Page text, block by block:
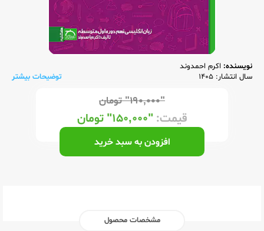
نویسنده: اکرم احمدوند
سال انتشار: 1405
توضیحات بیشتر
"۱۹۰,۰۰۰" تومان
قیمت:"۱۵۰,۰۰۰" تومان
افزودن به سبد خرید
مشخصات محصول